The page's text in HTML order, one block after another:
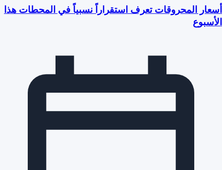
أسعار المحروقات تعرف استقراراً نسبياً في المحطات هذا
الأسبوع